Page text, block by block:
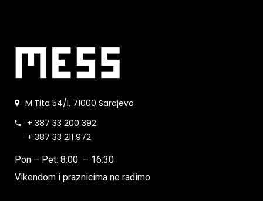
M.Tita 54/I, 71000 Sarajevo
+ 387 33 200 392
+ 387 33 211 972
Pon – Pet: 8:00 – 16:30
Vikendom i praznicima ne radimo